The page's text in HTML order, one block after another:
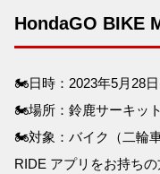
HondaGO BIKE
🏍日時：2023年5月28
🏍場所：鈴鹿サーキッ
🏍対象：バイク（二輪
RIDE アプリをお持ち